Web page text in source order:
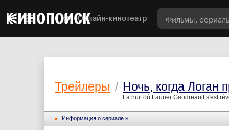
Онлайн-кинотеатр
Трейлеры / Ночь, когда Логан
La nuit où Laurier Gaudreault s'est
Информация о сериале »